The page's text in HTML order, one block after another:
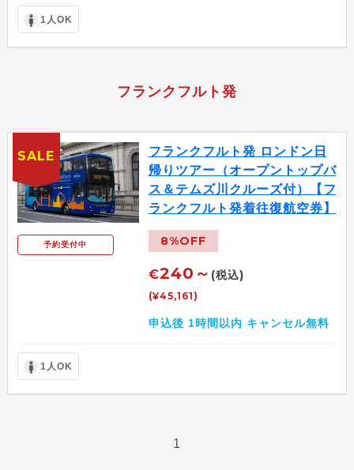
1人OK
フランクフルト発
予約受付中
フランクフルト発 ロンドン日
帰りツアー（オープントップバ
ス＆テムズ川クルーズ付）【フ
ランクフルト発着往復航空券】
8%OFF
€240～ (税込)
(¥45,161)
申込後 1時間以内 キャンセル無料
1人OK
SALE
1